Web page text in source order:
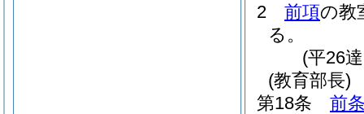
2
前項の教
る。
(平26
(教育部長)
第18条
前